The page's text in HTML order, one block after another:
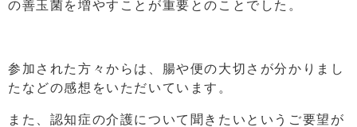
の善玉菌を増やすことが重要とのことでした。
参加された方々からは、腸や便の大切さが分かりまし
たなどの感想をいただいています。
また、認知症の介護について聞きたいというご要望が